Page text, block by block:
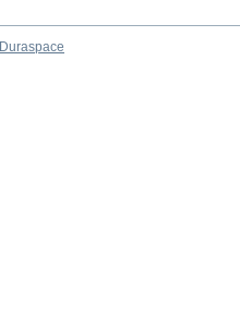
Duraspace